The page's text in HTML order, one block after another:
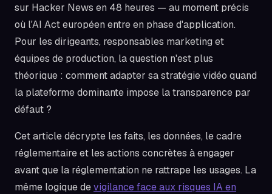
sur Hacker News en 48 heures — au moment précis
où l'AI Act européen entre en phase d'application.
Pour les dirigeants, responsables marketing et
équipes de production, la question n'est plus
théorique : comment adapter sa stratégie vidéo quand
la plateforme dominante impose la transparence par
défaut ?
Cet article décrypte les faits, les données, le cadre
réglementaire et les actions concrètes à engager
avant que la réglementation ne rattrape les usages. La
même logique devigilance face aux risques IA en